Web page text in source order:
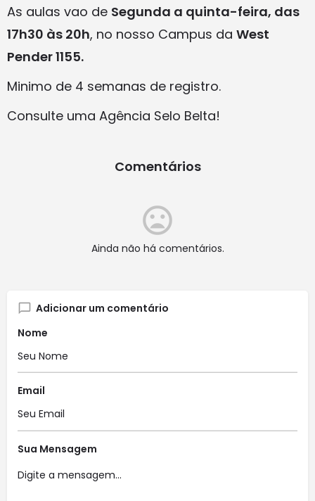
As aulas vao de Segunda a quinta-feira, das
17h30 às 20h, no nosso Campus da West
Pender 1155.
Minimo de 4 semanas de registro.
Consulte uma Agência Selo Belta!
Comentários
Ainda não há comentários.
Adicionar um comentário
Nome
Email
Sua Mensagem